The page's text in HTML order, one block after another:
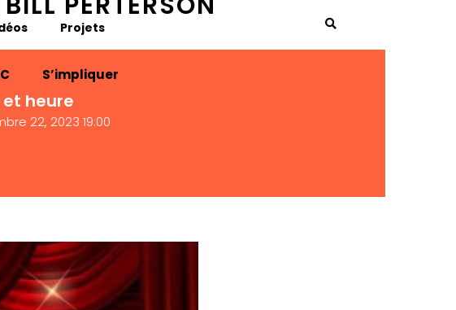
Projets
S’impliquer
heure
22, 2023 19:00